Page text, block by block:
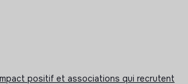
positif et associations qui recrutent